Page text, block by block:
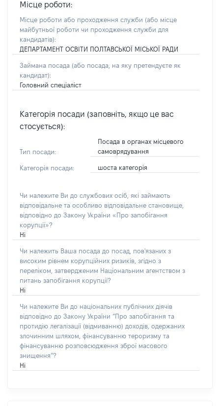
Місце роботи:
Місце роботи або проходження служби (або місце
майбутньої роботи чи проходження служби для
кандидатів):
ДЕПАРТАМЕНТ ОСВІТИ ПОЛТАВСЬКОЇ МІСЬКОЇ РАДИ
Займана посада (або посада, на яку претендуєте як
кандидат):
Головний спеціаліст
Категорія посади (заповніть, якщо це вас
стосується):
Тип посади:
Посада в органах місцевого
самоврядування
Категорія посади: шоста категорія
Чи належите Ви до службових осіб, які займають
відповідальне та особливо відповідальне становище,
відповідно до Закону України «Про запобігання
корупції»?
Ні
Чи належить Ваша посада до посад, пов'язаних з
високим рівнем корупційних ризиків, згідно з
переліком, затвердженим Національним агентством з
питань запобігання корупції?
Ні
Чи належите Ви до національних публічних діячів
відповідно до Закону України “Про запобігання та
протидію легалізації (відмиванню) доходів, одержаних
злочинним шляхом, фінансуванню тероризму та
фінансуванню розповсюдження зброї масового
знищення”?
Ні